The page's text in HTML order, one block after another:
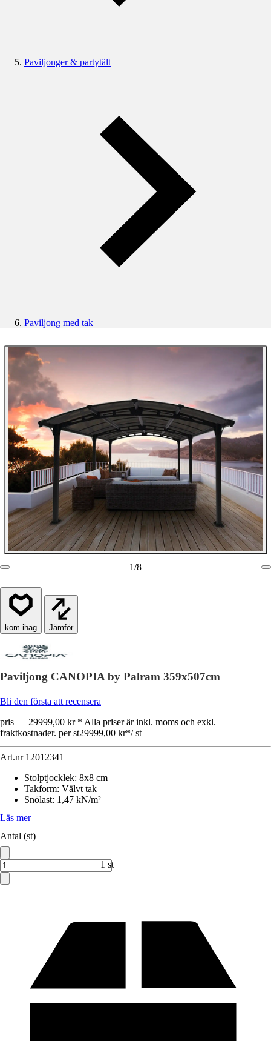
Paviljonger & partytält
Paviljong med tak
1/8
Jämför
Paviljong CANOPIA by Palram 359x507cm
Bli den första att recensera
pris — 29999,00 kr * Alla priser är inkl. moms och exkl.
fraktkostnader. per st29999,00 kr*/ st
Art.nr 12012341
Stolptjocklek: 8x8 cm
Takform: Välvt tak
Snölast: 1,47 kN/m²
Läs mer
Antal (st)
1 st